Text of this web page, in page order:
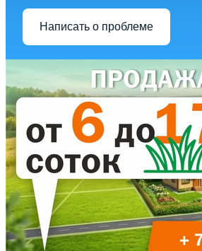
Написать о проблеме